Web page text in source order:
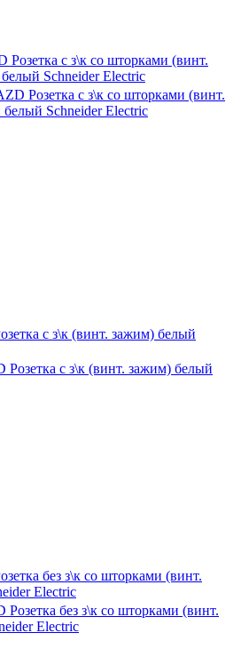
с з\к со шторками (винт.
Schneider Electric
с з\к (винт. зажим) белый
без з\к со шторками (винт.
Electric